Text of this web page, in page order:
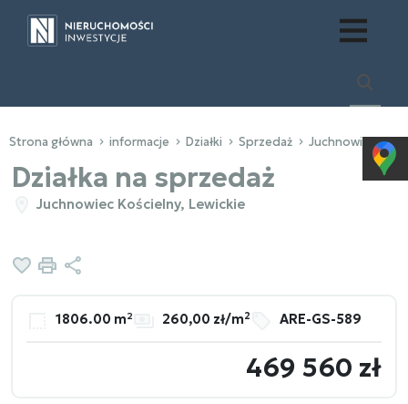
Strona główna informacje Działki Sprzedaż Juchnowiec
Działka na sprzedaż
Juchnowiec Kościelny, Lewickie
Dodaj do ulubionych
Drukuj
1806.00 m² 260,00 zł/m2 ARE-GS-589
469 560 zł